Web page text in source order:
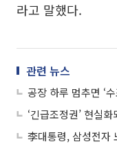
라고 말했다.
관련 뉴스
공장 하루 멈추면 ‘
‘긴급조정권’ 현실